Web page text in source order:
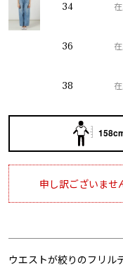
34
36
38
申し訳ございませ
ウエストが絞りのフリル